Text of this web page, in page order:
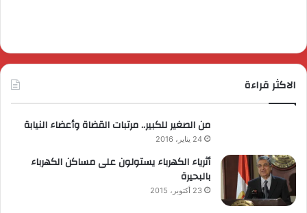
الاكثر قراءة
من الصغير للكبير.. مرتبات القضاة وأعضاء النيابة
24 يناير، 2016
أثرياء الكهرباء يستولون على مساكن الكهرباء
بالبحيرة
23 أكتوبر، 2015